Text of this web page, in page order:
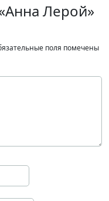
Лерой»
поля помечены